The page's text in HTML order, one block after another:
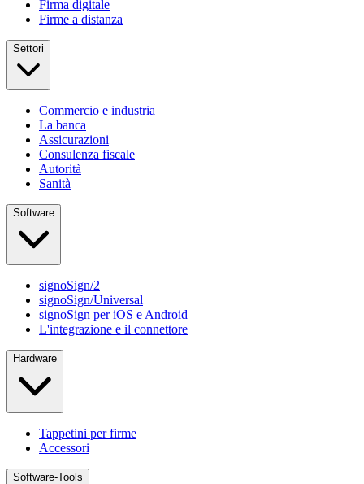
Firma digitale
Firme a distanza
Settori
Commercio e industria
La banca
Assicurazioni
Consulenza fiscale
Autorità
Sanità
Software
signoSign/2
signoSign/Universal
signoSign per iOS e Android
L'integrazione e il connettore
Hardware
Tappetini per firme
Accessori
Software-Tools